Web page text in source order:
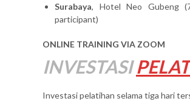
Surabaya, Hotel Neo Gubeng
participant)
ONLINE TRAINING VIA ZOOM
INVESTASI
Investasi pelatihan selama tiga hari